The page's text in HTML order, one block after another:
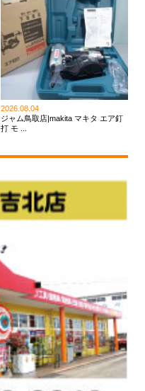
2026.08.04
ジャム鳥取店|makita マキタ エア釘
打 モ ...